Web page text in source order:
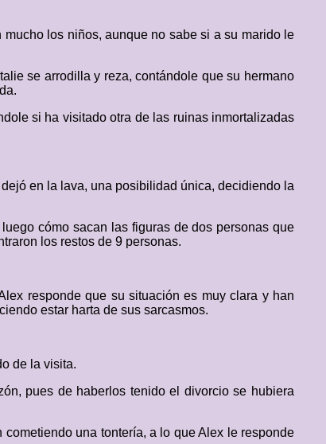
los niños, aunque no sabe si a su marido le
se arrodilla y reza, contándole que su hermano
si ha visitado otra de las ruinas inmortalizadas
en la lava, una posibilidad única, decidiendo la
cómo sacan las figuras de dos personas que
los restos de 9 personas.
responde que su situación es muy clara y han
estar harta de sus sarcasmos.
de la visita.
pues de haberlos tenido el divorcio se hubiera
una tontería, a lo que Alex le responde